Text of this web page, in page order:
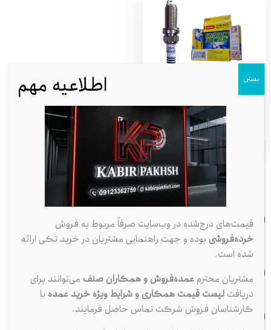
پاور پایه بلند (تیپ5)(تیپ پنج) مدل
IKH20-5344 با جعبه زرد
تومان
09123362759
02133921570
۹:۰۰ الی ۱۷:۰۰
تهران، مترو ملت، خیابان ملت، نرسیده به خیابان جمهوری،
اطلاعیه مهم
قیمت‌های درج‌شده در وب‌سایت صرفاً مربوط به فروش
خرده‌فروشی بوده و جهت راهنمایی مشتریان در خرید تکی ارائه
شده است.
مشتریان محترمعمده‌فروش و همکاران صنف می‌توانند برای
دریافتلیست قیمت همکاری و شرایط ویژه خرید عمده با
کارشناسان فروش شرکت تماس حاصل فرمایند.
بستن